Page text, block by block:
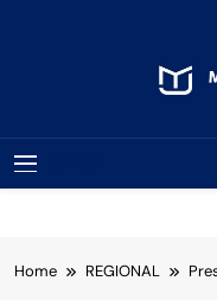
Home REGIONAL